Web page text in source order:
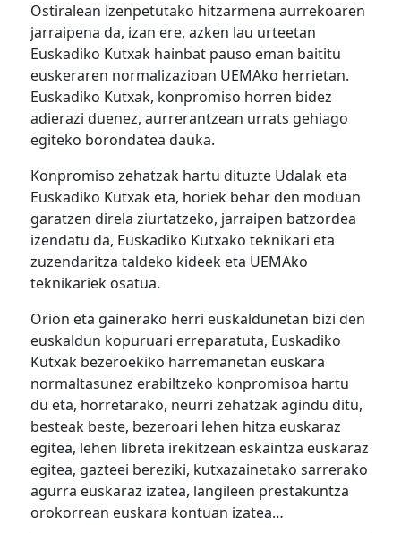
Ostiralean izenpetutako hitzarmena aurrekoaren
jarraipena da, izan ere, azken lau urteetan
Euskadiko Kutxak hainbat pauso eman baititu
euskeraren normalizazioan UEMAko herrietan.
Euskadiko Kutxak, konpromiso horren bidez
adierazi duenez, aurrerantzean urrats gehiago
egiteko borondatea dauka.
Konpromiso zehatzak hartu dituzte Udalak eta
Euskadiko Kutxak eta, horiek behar den moduan
garatzen direla ziurtatzeko, jarraipen batzordea
izendatu da, Euskadiko Kutxako teknikari eta
zuzendaritza taldeko kideek eta UEMAko
teknikariek osatua.
Orion eta gainerako herri euskaldunetan bizi den
euskaldun kopuruari erreparatuta, Euskadiko
Kutxak bezeroekiko harremanetan euskara
normaltasunez erabiltzeko konpromisoa hartu
du eta, horretarako, neurri zehatzak agindu ditu,
besteak beste, bezeroari lehen hitza euskaraz
egitea, lehen libreta irekitzean eskaintza euskaraz
egitea, gazteei bereziki, kutxazainetako sarrerako
agurra euskaraz izatea, langileen prestakuntza
orokorrean euskara kontuan izatea…